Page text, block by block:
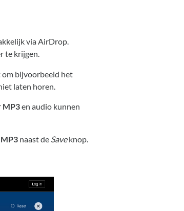
via AirDrop.
te krijgen.
om bijvoorbeeld het
laten horen.
MP3en audio kunnen
MP3naast de Saveknop.